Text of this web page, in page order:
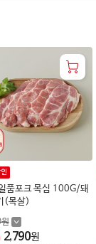
품포크 목심 100G/돼
(목살)
원
2,790원